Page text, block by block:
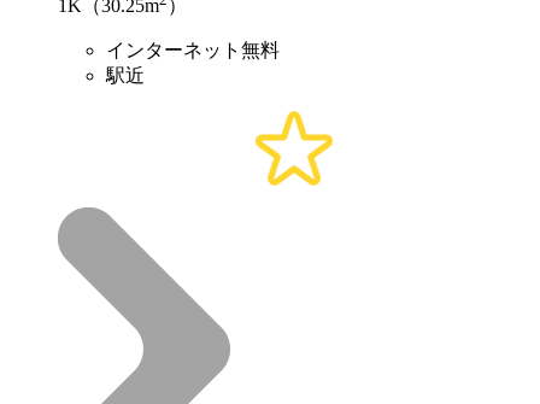
1K（30.25m ）
インターネット無料
駅近